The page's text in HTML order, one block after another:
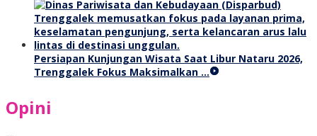
Persiapan Kunjungan Wisata Saat Libur Nataru 2026,
Trenggalek Fokus Maksimalkan …
Opini